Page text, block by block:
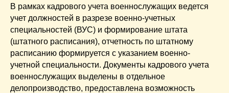
В рамках кадрового учета военнослужащих ведется
учет должностей в разрезе военно-учетных
специальностей (ВУС) и формирование штата
(штатного расписания), отчетность по штатному
расписанию формируется с указанием военно-
учетной специальности. Документы кадрового учета
военнослужащих выделены в отдельное
делопроизводство, предоставлена возможность